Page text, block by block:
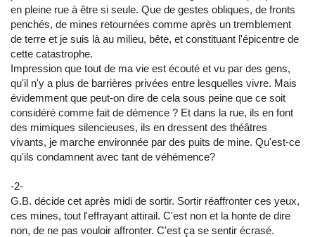
en pleine rue à être si seule. Que de gestes obliques, de fronts
penchés, de mines retournées comme après un tremblement
de terre et je suis là au milieu, bête, et constituant l'épicentre de
cette catastrophe.
Impression que tout de ma vie est écouté et vu par des gens,
qu'il n'y a plus de barrières privées entre lesquelles vivre. Mais
évidemment que peut-on dire de cela sous peine que ce soit
considéré comme fait de démence ? Et dans la rue, ils en font
des mimiques silencieuses, ils en dressent des théâtres
vivants, je marche environnée par des puits de mine. Qu'est-ce
qu'ils condamnent avec tant de véhémence?
-2-
G.B. décide cet après midi de sortir. Sortir réaffronter ces yeux,
ces mines, tout l'effrayant attirail. C'est non et la honte de dire
non, de ne pas vouloir affronter. C'est ça se sentir écrasé.